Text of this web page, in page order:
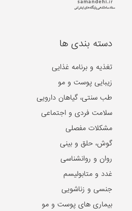
دسته بندی ها
تغذیه و برنامه غذایی
زیبایی پوست و مو
طب سنتی، گیاهان دارویی
سلامت فردی و اجتماعی
مشکلات مفصلی
گوش، حلق و بینی
روان و روانشناسی
غدد و متابولیسم
جنسی و زناشویی
بیماری های پوست و مو